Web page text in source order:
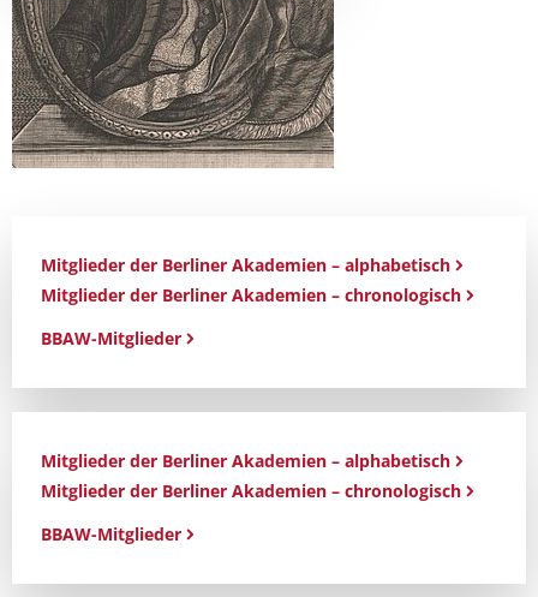
Mitglieder der Berliner Akademien – alphabetisch
Mitglieder der Berliner Akademien – chronologisch
BBAW-Mitglieder
Mitglieder der Berliner Akademien – alphabetisch
Mitglieder der Berliner Akademien – chronologisch
BBAW-Mitglieder